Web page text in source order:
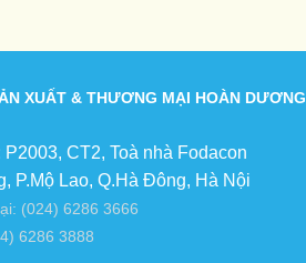
XUẤT & THƯƠNG MẠI HOÀN DƯƠNG
CT2, Toà nhà Fodacon
P.Mộ Lao, Q.Hà Đông, Hà Nội
(024) 6286 3666
6286 3888